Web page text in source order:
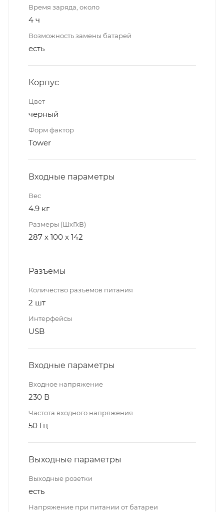
Время заряда, около
4 ч
Возможность замены батарей
есть
Корпус
Цвет
черный
Форм фактор
Tower
Входные параметры
Вес
4.9 кг
Размеры (ШхГхВ)
287 х 100 х 142
Разъемы
Количество разъемов питания
2 шт
Интерфейсы
USB
Входные параметры
Входное напряжение
230 В
Частота входного напряжения
50 Гц
Выходные параметры
Выходные розетки
есть
Напряжение при питании от батареи